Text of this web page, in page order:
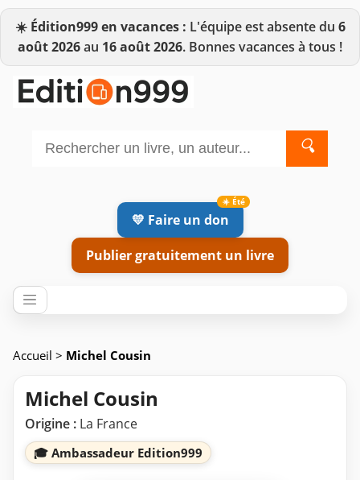
☀️ Édition999 en vacances : L'équipe est absente du 6
août 2026au 16 août 2026. Bonnes vacances à tous !
🔍
💛 Faire un don
Publier gratuitement un livre
Accueil > Michel Cousin
Michel Cousin
Origine : La France
🎓 Ambassadeur Edition999